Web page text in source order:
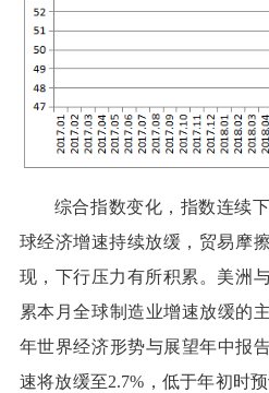
综合指数变化，指数连续
球经济增速持续放缓，贸易摩
现，下行压力有所积累。美洲
累本月全球制造业增速放缓的
年世界经济形势与展望年中报
速将放缓至2.7%，低于年初时